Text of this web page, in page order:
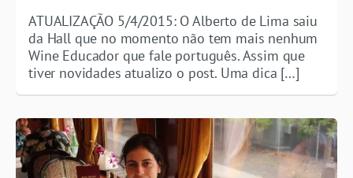
ATUALIZAÇÃO 5/4/2015: O Alberto de Lima saiu
da Hall que no momento não tem mais nenhum
Wine Educador que fale português. Assim que
tiver novidades atualizo o post. Uma dica […]